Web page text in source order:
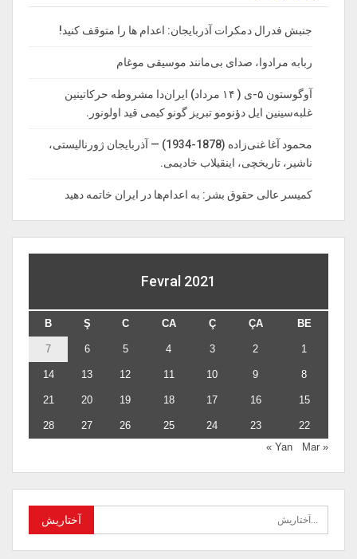
جنبش فدرال دمکرات آذربایجان: اعدام ها را‌ متوقف‌ کنید!
ربابه مرادوا، صدای بی‌مانند موسیقی موغام
آوگوستون ۵-ی ( ۱۴ مرداد) ایران‌دا مشروطه حرکاتینین
غلبه‌سینین ایل دؤنومو تبریز گونو کیمی قید اولونور.
محمود آغا غنی‌زاده (1878-1934) — آذربایجان ژورنالیستی،
ناشیر، تاریخچی، اینقیلاب خادیمی.
کمیسر عالی حقوق بشر: به اعدام‌ها در ایران خاتمه دهید
Fevral 2021
BE
ÇA
Ç
CA
C
Ş
B
10
11
12
13
14
15
16
17
18
19
20
21
22
23
24
25
26
27
28
« Yan
Mar »